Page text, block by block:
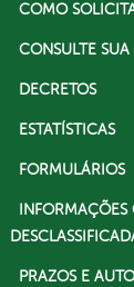
COMO
CONSULTE
DECRETOS
ESTATÍSTICAS
FORMULÁRIOS
INFORMAÇÕES
PRAZOS E